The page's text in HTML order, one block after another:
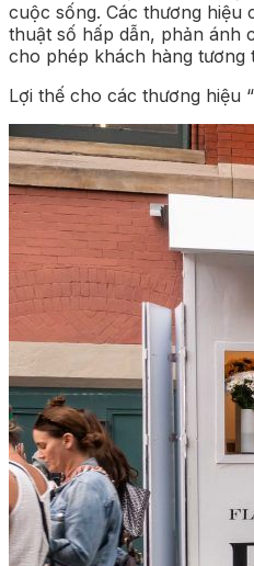
cuộc sống. Các thương hiệu
thuật số hấp dẫn, phản ánh
cho phép khách hàng tương
Lợi thế cho các thương hiệu